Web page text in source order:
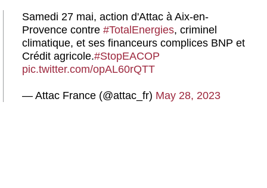
Samedi 27 mai, action d'Attac à Aix-en-
Provence contre #TotalEnergies, criminel
climatique, et ses financeurs complices BNP et
Crédit agricole.#StopEACOP
pic.twitter.com/opAL60rQTT
— Attac France (@attac_fr) May 28, 2023